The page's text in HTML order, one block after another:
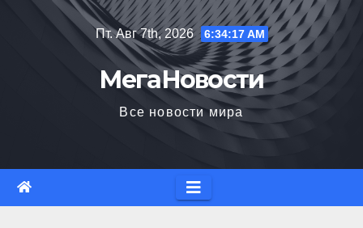
Пт. Авг 7th, 2026 6:34:18 AM
МегаНовости
Все новости мира